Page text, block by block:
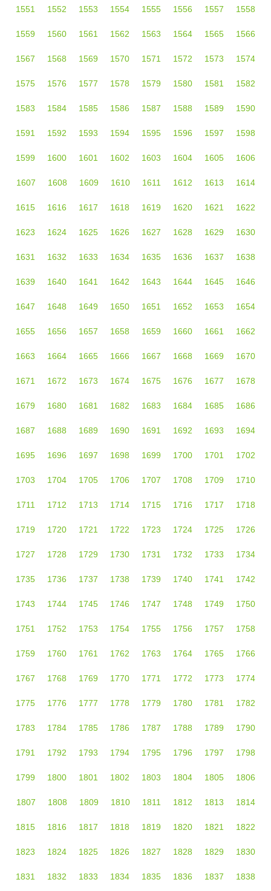
1551 1552 1553 1554 1555 1556 1557 1558
1559 1560 1561 1562 1563 1564 1565 1566
1567 1568 1569 1570 1571 1572 1573 1574
1575 1576 1577 1578 1579 1580 1581 1582
1583 1584 1585 1586 1587 1588 1589 1590
1591 1592 1593 1594 1595 1596 1597 1598
1599 1600 1601 1602 1603 1604 1605 1606
1607 1608 1609 1610 1611 1612 1613 1614
1615 1616 1617 1618 1619 1620 1621 1622
1623 1624 1625 1626 1627 1628 1629 1630
1631 1632 1633 1634 1635 1636 1637 1638
1639 1640 1641 1642 1643 1644 1645 1646
1647 1648 1649 1650 1651 1652 1653 1654
1655 1656 1657 1658 1659 1660 1661 1662
1663 1664 1665 1666 1667 1668 1669 1670
1671 1672 1673 1674 1675 1676 1677 1678
1679 1680 1681 1682 1683 1684 1685 1686
1687 1688 1689 1690 1691 1692 1693 1694
1695 1696 1697 1698 1699 1700 1701 1702
1703 1704 1705 1706 1707 1708 1709 1710
1711 1712 1713 1714 1715 1716 1717 1718
1719 1720 1721 1722 1723 1724 1725 1726
1727 1728 1729 1730 1731 1732 1733 1734
1735 1736 1737 1738 1739 1740 1741 1742
1743 1744 1745 1746 1747 1748 1749 1750
1751 1752 1753 1754 1755 1756 1757 1758
1759 1760 1761 1762 1763 1764 1765 1766
1767 1768 1769 1770 1771 1772 1773 1774
1775 1776 1777 1778 1779 1780 1781 1782
1783 1784 1785 1786 1787 1788 1789 1790
1791 1792 1793 1794 1795 1796 1797 1798
1799 1800 1801 1802 1803 1804 1805 1806
1807 1808 1809 1810 1811 1812 1813 1814
1815 1816 1817 1818 1819 1820 1821 1822
1823 1824 1825 1826 1827 1828 1829 1830
1831 1832 1833 1834 1835 1836 1837 1838